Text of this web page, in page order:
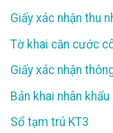
Giấy xác nhận thu
Tờ khai căn cước
Giấy xác nhận
Bản khai nhân khẩu
Sổ tạm trú KT3